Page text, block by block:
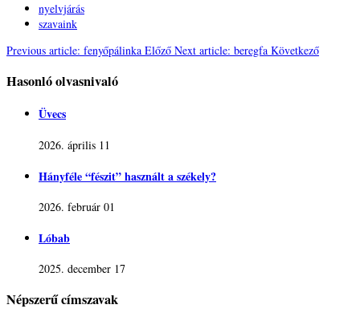
nyelvjárás
szavaink
Previous article: fenyőpálinka Előző Next article: beregfa Következő
Hasonló olvasnivaló
Üvecs
2026. április 11
Hányféle “fészit” használt a székely?
2026. február 01
Lóbab
2025. december 17
Népszerű címszavak